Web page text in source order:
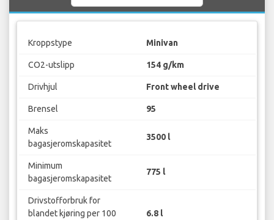
Kroppstype Minivan
CO2-utslipp 154 g/km
Drivhjul Front wheel drive
Brensel 95
Maks
bagasjeromskapasitet
3500 l
Minimum
bagasjeromskapasitet
775 l
Drivstofforbruk for
blandet kjøring per 100
6.8 l